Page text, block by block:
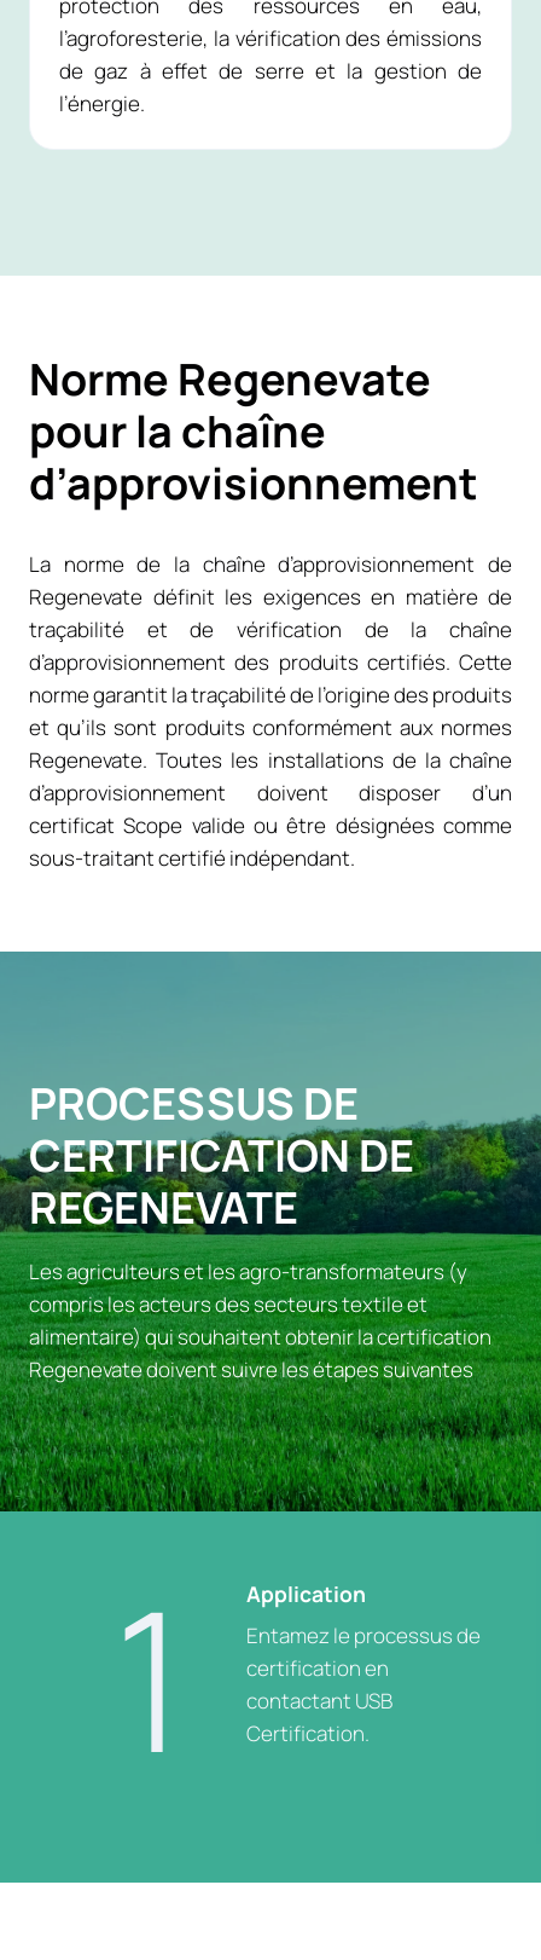
protection des ressources en eau,
l’agroforesterie, la vérification des émissions
de gaz à effet de serre et la gestion de
l’énergie.
Norme Regenevate
pour la chaîne
d’approvisionnement
La norme de la chaîne d’approvisionnement de
Regenevate définit les exigences en matière de
traçabilité et de vérification de la chaîne
d’approvisionnement des produits certifiés. Cette
norme garantit la traçabilité de l’origine des produits
et qu’ils sont produits conformément aux normes
Regenevate. Toutes les installations de la chaîne
d’approvisionnement doivent disposer d’un
certificat Scope valide ou être désignées comme
sous-traitant certifié indépendant.
PROCESSUS DE
CERTIFICATION DE
REGENEVATE
Les agriculteurs et les agro-transformateurs (y
compris les acteurs des secteurs textile et
alimentaire) qui souhaitent obtenir la certification
Regenevate doivent suivre les étapes suivantes
1 Application
Entamez le processus de
certification en
contactant USB
Certification.